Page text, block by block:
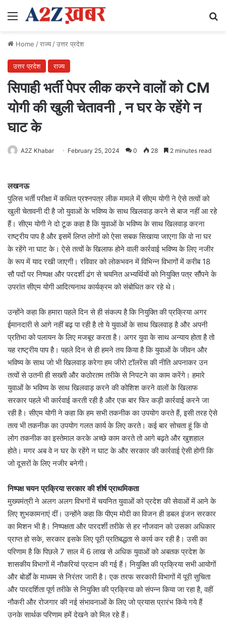
Menu
Home /राज्य/उत्तर प्रदेश
उत्तर प्रदेश राज्य
सिपाही भर्ती पेपर लीक करने वालों को CM
योगी की खुली चेतावनी , न घर के रहेंगे न
घाट के
A2Z Khabar February 25, 2024 0 28 2 minutes read
लखनऊ
पुलिस भर्ती परीक्षा में कथित प्रश्नपत्र लीक मामले में सीएम योगी ने ऐसे तत्वों को
खुली चेतावनी दी है जो युवाओं के भविष्य के साथ खिलवाड़ करने से बाज नहीं आ रहे
हैं। सीएम योगी ने दो टूक कहा है कि युवाओं के भविष्य के साथ खिलवाड़ करना
राष्ट्रीय पाप है और इसमें लिप्त लोगों को ऐसा सबक सिखाया जाएगा कि वो ना घर
के रहेंगे ना घाट के। ऐसे तत्वों के खिलाफ होने वाली कार्रवाई भविष्य के लिए नजीर
के रूप में याद रखी जाएगी। रविवार को लोकभवन में विभिन्न विभागों में करीब 18
सौ पदों पर निष्पक्ष और परदर्शी ढंग से चयनित अभ्यर्थियों को नियुक्ति पत्र सौंपने के
उपरांत सीएम योगी आदित्यनाथ कार्यक्रम को संबोधित कर रहे थे।
उन्होंने कहा कि हमारा पहले दिन से ही संकल्प है कि नियुक्ति की प्रक्रिया अगर
ईमानदारी से आगे नहीं बढ़ पा रही है तो ये युवाओं के साथ खिलवाड़ है और अपनी
प्रतिभा को पलायन के लिए मजबूर करता है। अगर युवा के साथ अन्याय होता है तो
यह राष्ट्रीय पाप है। पहले दिन से ही हमने तय किया है कि युवाओं के जीवन और
भविष्य के साथ जो भी खिलवाड़ करेगा हम जीरो टॉलरेंस की नीति अपनाकर उन
तत्वों से उतनी ही सख्ती और कठोरतम तरीके से निपटने का काम करेंगे। हमारे
युवाओं के भविष्य के साथ खिलवाड़ करने की कोशिश करने वालों के खिलाफ
सरकार पहले भी कार्रवाई करती रही है और एक बार फिर कड़ी कार्रवाई करने जा
रही है। सीएम योगी ने कहा कि हम सभी तकनीक का उपयोग करते हैं, इसी तरह ऐसे
तत्व भी तकनीक का उपयोग गलत कार्य के लिए करते। कई बार सोचता हूं कि वो
लोग तकनीक का इस्तेमाल करके अच्छे काम करते तो आगे बढ़ते और खुशहाल
होते। मगर अब वे न घर के रहेंगे न घाट के और सरकार की कार्रवाई ऐसी होगी कि
जो दूसरों के लिए नजीर बनेगी।
निष्पक्ष चयन प्रक्रिया सरकार की शीर्ष प्राथमिकता
मुख्यमंत्री ने अलग अलग विभगों में चयनित युवाओं को प्रदेश की सेवाओं में आने के
लिए शुभकामनाएं दीं। उन्होंने कहा कि पीएम मोदी का विजन ही डबल इंजन सरकार
का मिशन भी है। निष्पक्षता और पारदर्शी तरीके से हर नौजवान को उसका अधिकार
प्राप्त हो सके, सरकार इसके लिए पूरी प्रतिबद्धता से कार्य कर रही है। उसी का
परिणाम है कि पिछले 7 साल में 6 लाख से अधिक युवाओं को अबतक प्रदेश के
शासकीय विभागों में नौकरियां प्रदान की गई हैं। नियुक्ति की प्रक्रिया सभी आयोगों
और बोर्डों के माध्यम से निरंतर जारी है। एक तरफ सरकारी विभागों में पूरी सुचिता
और पारदर्शिता पूर्ण तरीके से नियुक्ति की प्रक्रिया को संपन्न किया जा रहा है, वहीं
नौकरी और रोजगार की नई संभावनाओं के लिए जो प्रयास प्रारंभ किये गये हैं
उनके सार्थक परिणाम हमें देखने को मिल रहे हैं।